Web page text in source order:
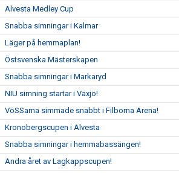
Alvesta Medley Cup
Snabba simningar i Kalmar
Läger på hemmaplan!
Östsvenska Mästerskapen
Snabba simningar i Markaryd
NIU simning startar i Växjö!
VöSSarna simmade snabbt i Filborna Arena!
Kronobergscupen i Alvesta
Snabba simningar i hemmabassängen!
Andra året av Lagkappscupen!